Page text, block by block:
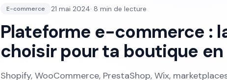
E-commerce 21 mai 2024· 8 min de lecture
Plateforme e-commerce :
choisir pour ta boutique en
Shopify, WooCommerce, PrestaShop, Wix,